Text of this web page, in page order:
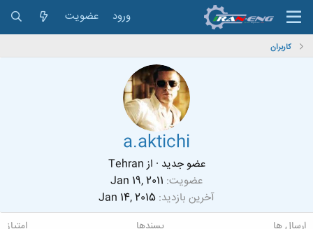
ورود عضویت
کاربران
a.aktichi
عضو جدید · ازTehran
عضویت Jan 19, 2011
آخرین بازدید Jan 14, 2015